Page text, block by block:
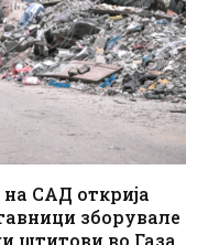
САД открија
зборувале
штитови во Газа